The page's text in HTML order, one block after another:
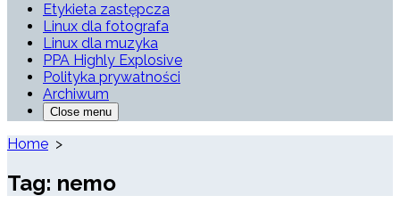
Etykieta zastępcza
Linux dla fotografa
Linux dla muzyka
PPA Highly Explosive
Polityka prywatności
Archiwum
Close menu
Home >
Tag: nemo